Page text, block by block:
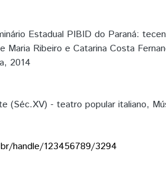
Estadual PIBID do Paraná:
Maria Ribeiro e Catarina Costa
2014
(Séc.XV) - teatro popular italiano,
handle/123456789/3294